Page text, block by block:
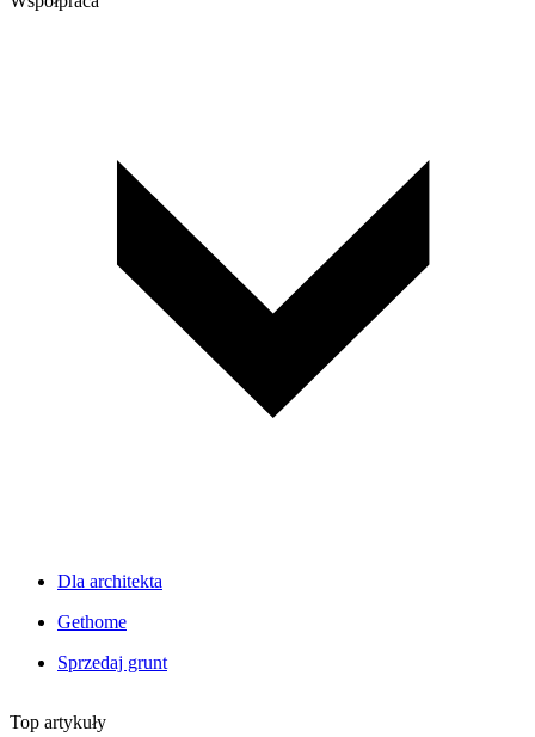
Dla architekta
Gethome
Sprzedaj grunt
Top artykuły